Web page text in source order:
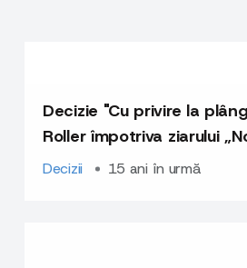
Decizie "Cu privire la
Roller împotriva ziarului
Decizii 15 ani în urmă